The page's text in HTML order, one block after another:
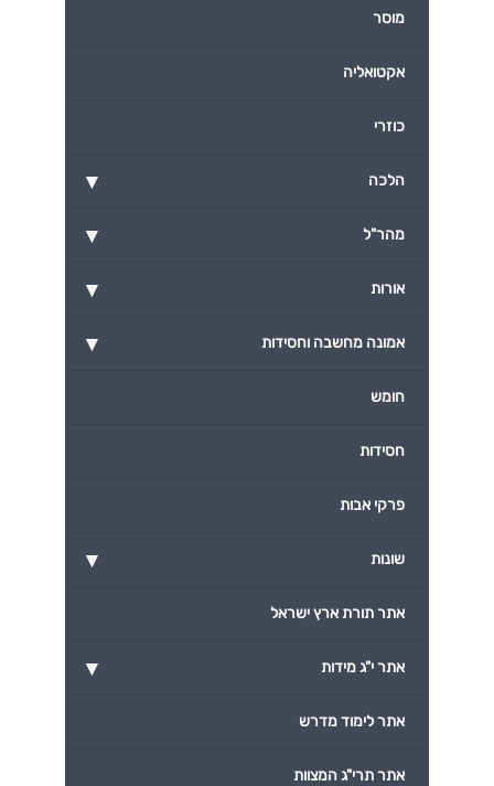
מוסר
אקטואליה
כוזרי
▾ הלכה
▾ מהר"ל
▾ אורות
▾ אמונה מחשבה וחסידות
חומש
חסידות
פרקי אבות
▾ שונות
אתר תורת ארץ ישראל
▾ אתר י"ג מידות
אתר לימוד מדרש
אתר תרי"ג המצוות